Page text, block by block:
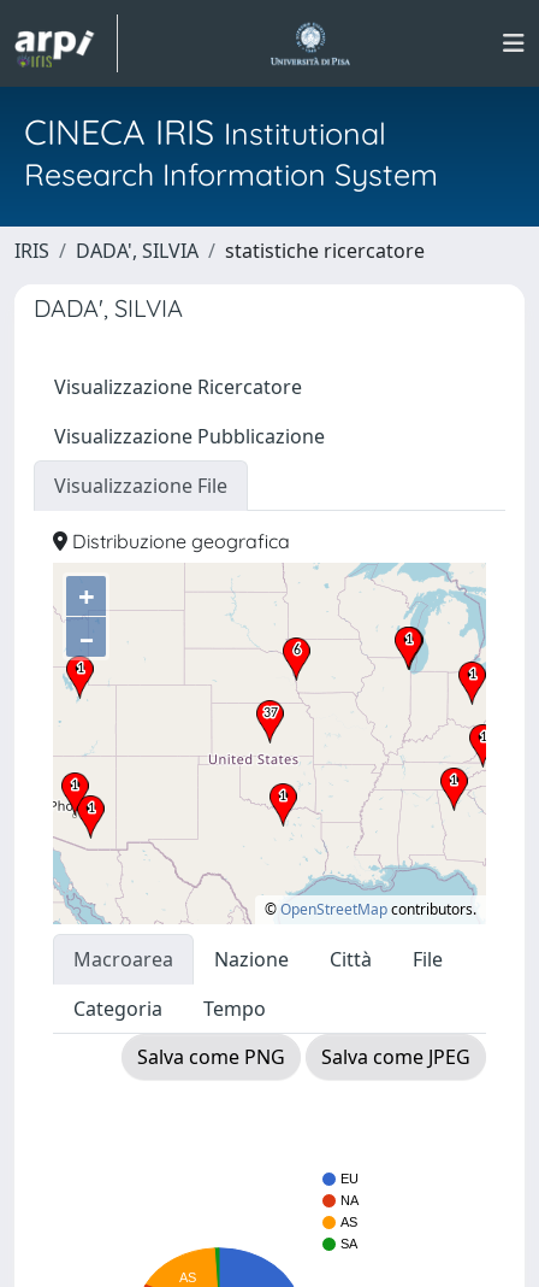
CINECA IRIS Institutional
Research Information System
IRIS DADA', SILVIA statistiche ricercatore
DADA', SILVIA
Visualizzazione Ricercatore
Visualizzazione Pubblicazione
Visualizzazione File
Distribuzione geografica
+
–
©OpenStreetMapcontributors.
Macroarea Nazione Città
File
Categoria
Tempo
Salva come PNG
Salva come JPEG
EU
NA
AS
SA
AS